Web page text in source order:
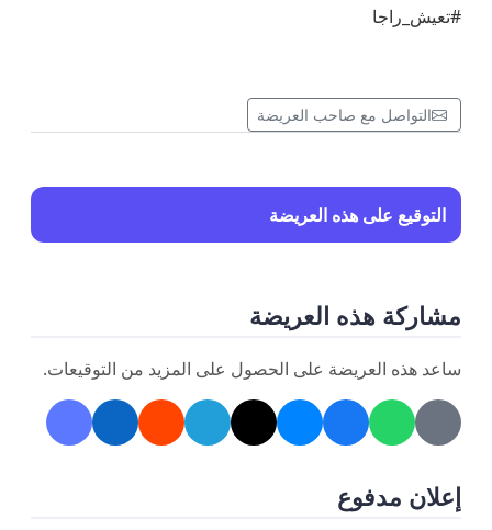
#تعيش_راجا
التواصل مع صاحب العريضة
التوقيع على هذه العريضة
مشاركة هذه العريضة
ساعد هذه العريضة على الحصول على المزيد من التوقيعات.
إعلان مدفوع